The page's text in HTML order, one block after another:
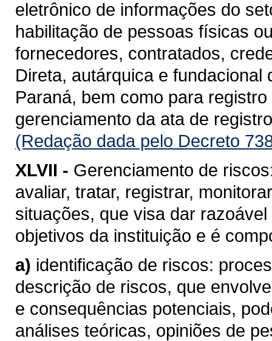
eletrônico de informações do
habilitação de pessoas físicas
fornecedores, contratados,
Direta, autárquica e
Paraná, bem como para
gerenciamento da ata de
(Redação dada pelo Decreto
XLVII - Gerenciamento de
avaliar, tratar, registrar,
situações, que visa dar
objetivos da instituição e é
a) identificação de riscos:
descrição de riscos, que
e consequências potenciais,
análises teóricas, opiniões de